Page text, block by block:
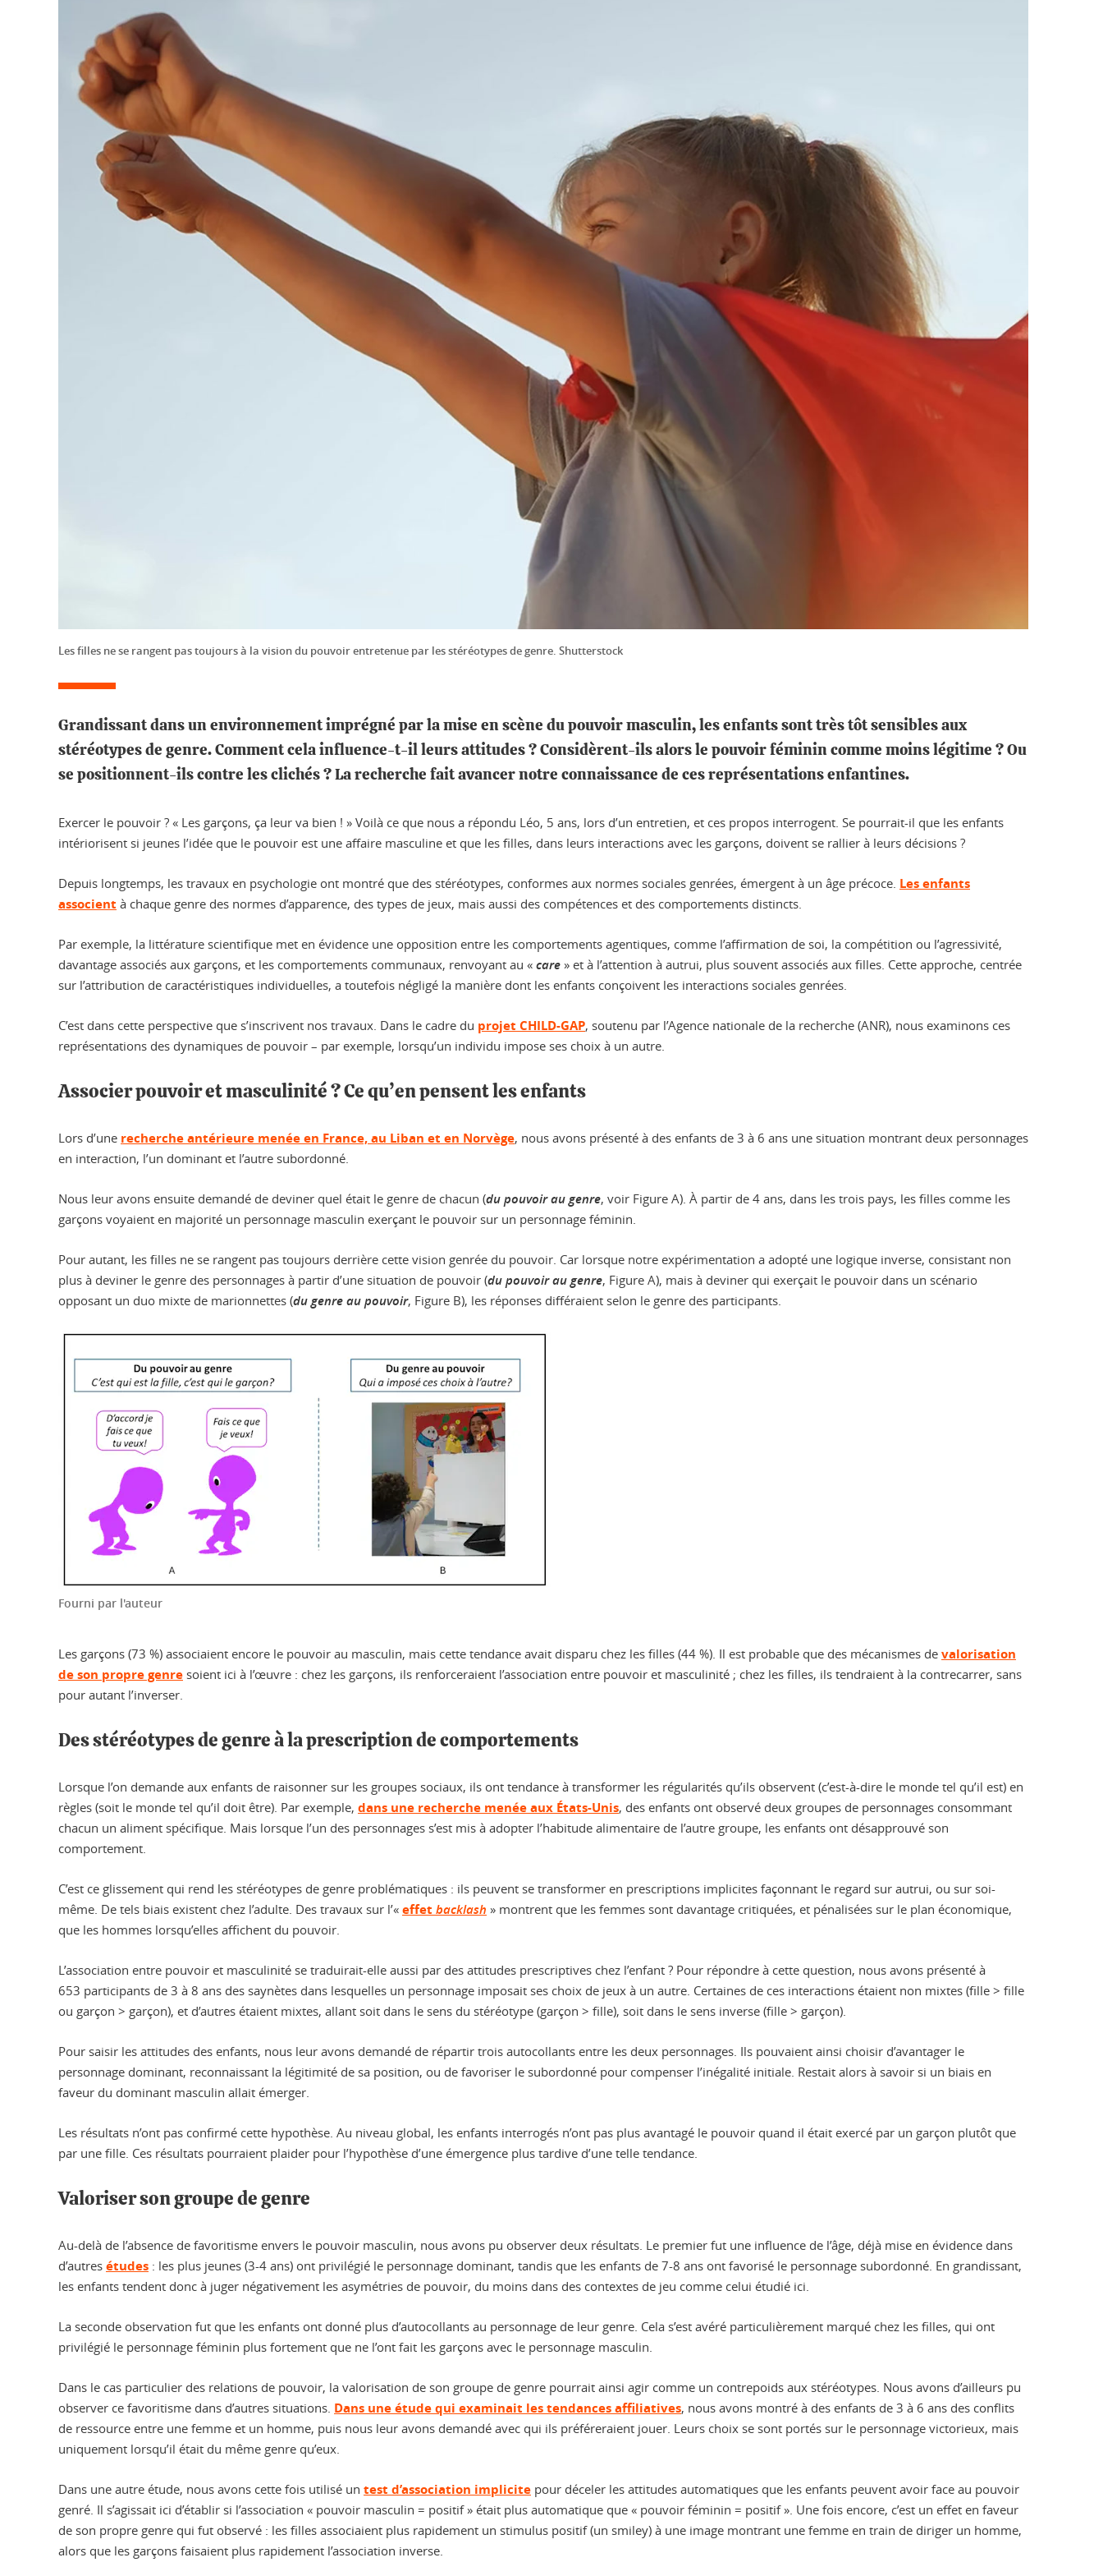
Les filles ne se rangent pas toujours à la vision du pouvoir entretenue par les stéréotypes de genre. Shutterstock
Grandissant dans un environnement imprégné par la mise en scène du pouvoir masculin, les enfants sont très tôt sensibles aux
stéréotypes de genre. Comment cela influence-t-il leurs attitudes ? Considèrent-ils alors le pouvoir féminin comme moins légitime ? Ou
se positionnent-ils contre les clichés ? La recherche fait avancer notre connaissance de ces représentations enfantines.
Exercer le pouvoir ? « Les garçons, ça leur va bien ! » Voilà ce que nous a répondu Léo, 5 ans, lors d’un entretien, et ces propos interrogent. Se pourrait-il que les enfants
intériorisent si jeunes l’idée que le pouvoir est une affaire masculine et que les filles, dans leurs interactions avec les garçons, doivent se rallier à leurs décisions ?
Depuis longtemps, les travaux en psychologie ont montré que des stéréotypes, conformes aux normes sociales genrées, émergent à un âge précoce. Les enfants
associent à chaque genre des normes d’apparence, des types de jeux, mais aussi des compétences et des comportements distincts.
Par exemple, la littérature scientifique met en évidence une opposition entre les comportements agentiques, comme l’affirmation de soi, la compétition ou l’agressivité,
davantage associés aux garçons, et les comportements communaux, renvoyant au « care » et à l’attention à autrui, plus souvent associés aux filles. Cette approche, centrée
sur l’attribution de caractéristiques individuelles, a toutefois négligé la manière dont les enfants conçoivent les interactions sociales genrées.
C’est dans cette perspective que s’inscrivent nos travaux. Dans le cadre du projet CHILD-GAP, soutenu par l’Agence nationale de la recherche (ANR), nous examinons ces
représentations des dynamiques de pouvoir – par exemple, lorsqu’un individu impose ses choix à un autre.
Associer pouvoir et masculinité ? Ce qu’en pensent les enfants
Lors d’une recherche antérieure menée en France, au Liban et en Norvège, nous avons présenté à des enfants de 3 à 6 ans une situation montrant deux personnages
en interaction, l’un dominant et l’autre subordonné.
Nous leur avons ensuite demandé de deviner quel était le genre de chacun (du pouvoir au genre, voir Figure A). À partir de 4 ans, dans les trois pays, les filles comme les
garçons voyaient en majorité un personnage masculin exerçant le pouvoir sur un personnage féminin.
Pour autant, les filles ne se rangent pas toujours derrière cette vision genrée du pouvoir. Car lorsque notre expérimentation a adopté une logique inverse, consistant non
plus à deviner le genre des personnages à partir d’une situation de pouvoir (du pouvoir au genre, Figure A), mais à deviner qui exerçait le pouvoir dans un scénario
opposant un duo mixte de marionnettes (du genre au pouvoir, Figure B), les réponses différaient selon le genre des participants.
Fourni par l'auteur
Les garçons (73 %) associaient encore le pouvoir au masculin, mais cette tendance avait disparu chez les filles (44 %). Il est probable que des mécanismes de valorisation
de son propre genre soient ici à l’œuvre : chez les garçons, ils renforceraient l’association entre pouvoir et masculinité ; chez les filles, ils tendraient à la contrecarrer, sans
pour autant l’inverser.
Des stéréotypes de genre à la prescription de comportements
Lorsque l’on demande aux enfants de raisonner sur les groupes sociaux, ils ont tendance à transformer les régularités qu’ils observent (c’est-à-dire le monde tel qu’il est) en
règles (soit le monde tel qu’il doit être). Par exemple, dans une recherche menée aux États-Unis, des enfants ont observé deux groupes de personnages consommant
chacun un aliment spécifique. Mais lorsque l’un des personnages s’est mis à adopter l’habitude alimentaire de l’autre groupe, les enfants ont désapprouvé son
comportement.
C’est ce glissement qui rend les stéréotypes de genre problématiques : ils peuvent se transformer en prescriptions implicites façonnant le regard sur autrui, ou sur soi-
même. De tels biais existent chez l’adulte. Des travaux sur l’« effet backlash » montrent que les femmes sont davantage critiquées, et pénalisées sur le plan économique,
que les hommes lorsqu’elles affichent du pouvoir.
L’association entre pouvoir et masculinité se traduirait-elle aussi par des attitudes prescriptives chez l’enfant ? Pour répondre à cette question, nous avons présenté à
653 participants de 3 à 8 ans des saynètes dans lesquelles un personnage imposait ses choix de jeux à un autre. Certaines de ces interactions étaient non mixtes (fille > fille
ou garçon > garçon), et d’autres étaient mixtes, allant soit dans le sens du stéréotype (garçon > fille), soit dans le sens inverse (fille > garçon).
Pour saisir les attitudes des enfants, nous leur avons demandé de répartir trois autocollants entre les deux personnages. Ils pouvaient ainsi choisir d’avantager le
personnage dominant, reconnaissant la légitimité de sa position, ou de favoriser le subordonné pour compenser l’inégalité initiale. Restait alors à savoir si un biais en
faveur du dominant masculin allait émerger.
Les résultats n’ont pas confirmé cette hypothèse. Au niveau global, les enfants interrogés n’ont pas plus avantagé le pouvoir quand il était exercé par un garçon plutôt que
par une fille. Ces résultats pourraient plaider pour l’hypothèse d’une émergence plus tardive d’une telle tendance.
Valoriser son groupe de genre
Au-delà de l’absence de favoritisme envers le pouvoir masculin, nous avons pu observer deux résultats. Le premier fut une influence de l’âge, déjà mise en évidence dans
d’autres études : les plus jeunes (3-4 ans) ont privilégié le personnage dominant, tandis que les enfants de 7-8 ans ont favorisé le personnage subordonné. En grandissant,
les enfants tendent donc à juger négativement les asymétries de pouvoir, du moins dans des contextes de jeu comme celui étudié ici.
La seconde observation fut que les enfants ont donné plus d’autocollants au personnage de leur genre. Cela s’est avéré particulièrement marqué chez les filles, qui ont
privilégié le personnage féminin plus fortement que ne l’ont fait les garçons avec le personnage masculin.
Dans le cas particulier des relations de pouvoir, la valorisation de son groupe de genre pourrait ainsi agir comme un contrepoids aux stéréotypes. Nous avons d’ailleurs pu
observer ce favoritisme dans d’autres situations. Dans une étude qui examinait les tendances affiliatives, nous avons montré à des enfants de 3 à 6 ans des conflits
de ressource entre une femme et un homme, puis nous leur avons demandé avec qui ils préféreraient jouer. Leurs choix se sont portés sur le personnage victorieux, mais
uniquement lorsqu’il était du même genre qu’eux.
Dans une autre étude, nous avons cette fois utilisé un test d’association implicite pour déceler les attitudes automatiques que les enfants peuvent avoir face au pouvoir
genré. Il s’agissait ici d’établir si l’association « pouvoir masculin = positif » était plus automatique que « pouvoir féminin = positif ». Une fois encore, c’est un effet en faveur
de son propre genre qui fut observé : les filles associaient plus rapidement un stimulus positif (un smiley) à une image montrant une femme en train de diriger un homme,
alors que les garçons faisaient plus rapidement l’association inverse.